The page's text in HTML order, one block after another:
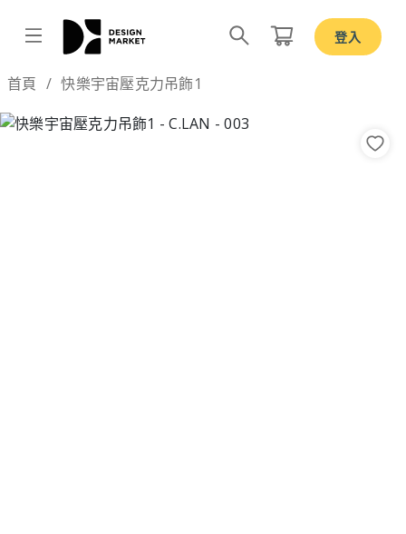
登入
首頁 快樂宇宙壓克力吊飾1